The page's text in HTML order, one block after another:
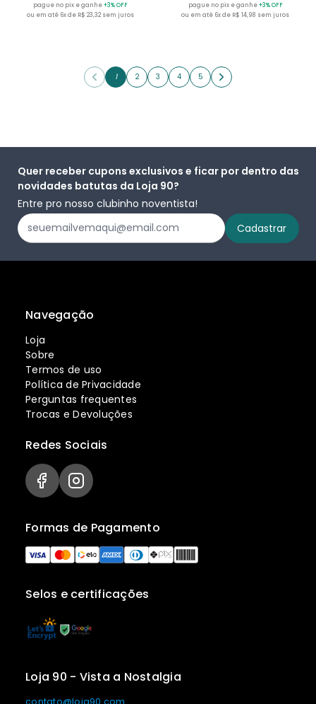
pague no pix e ganhe+3% OFF
ou em até 6x de R$ 23,32 sem juros
pague no pix e ganhe+3% OFF
ou em até 6x de R$ 14,98 sem juros
1 2 3 4 5
Quer receber cupons exclusivos e ficar por dentro das
novidades batutas da Loja 90?
Entre pro nosso clubinho noventista!
Navegação
Loja
Sobre
Termos de uso
Política de Privacidade
Perguntas frequentes
Trocas e Devoluções
Selos e certificações
Formas de Pagamento
Redes Sociais
Loja 90 - Vista a Nostalgia
contato@loja90.com